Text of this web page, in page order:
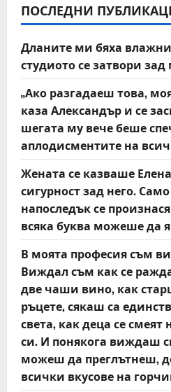
v
i
g
a
t
i
o
n
ПОСЛЕДНИ
Дланите ми бяха
студиото се затвори зад
„Ако разгадаеш това,
каза Александър и се
шегата му вече беше
аплодисментите на
Жената се казваше
сигурност зад него.
напоследък се
всяка буква можеше да
В моята професия съм
Виждал съм как се
две чаши вино, как
ръцете, сякаш са
света, как деца се смеят
си. И понякога виждаш
можеш да преглътнеш,
всички вкусове на